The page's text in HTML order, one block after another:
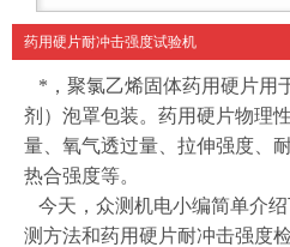
药用硬片耐冲击强度试验机
*，聚氯乙烯固体药用硬片用
剂）泡罩包装。药用硬片物理
量、氧气透过量、拉伸强度、
热合强度等。
今天，众测机电小编简单介
测方法和药用硬片耐冲击强度检